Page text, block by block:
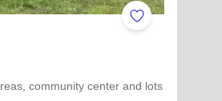
Add to Favorites
community center and lots